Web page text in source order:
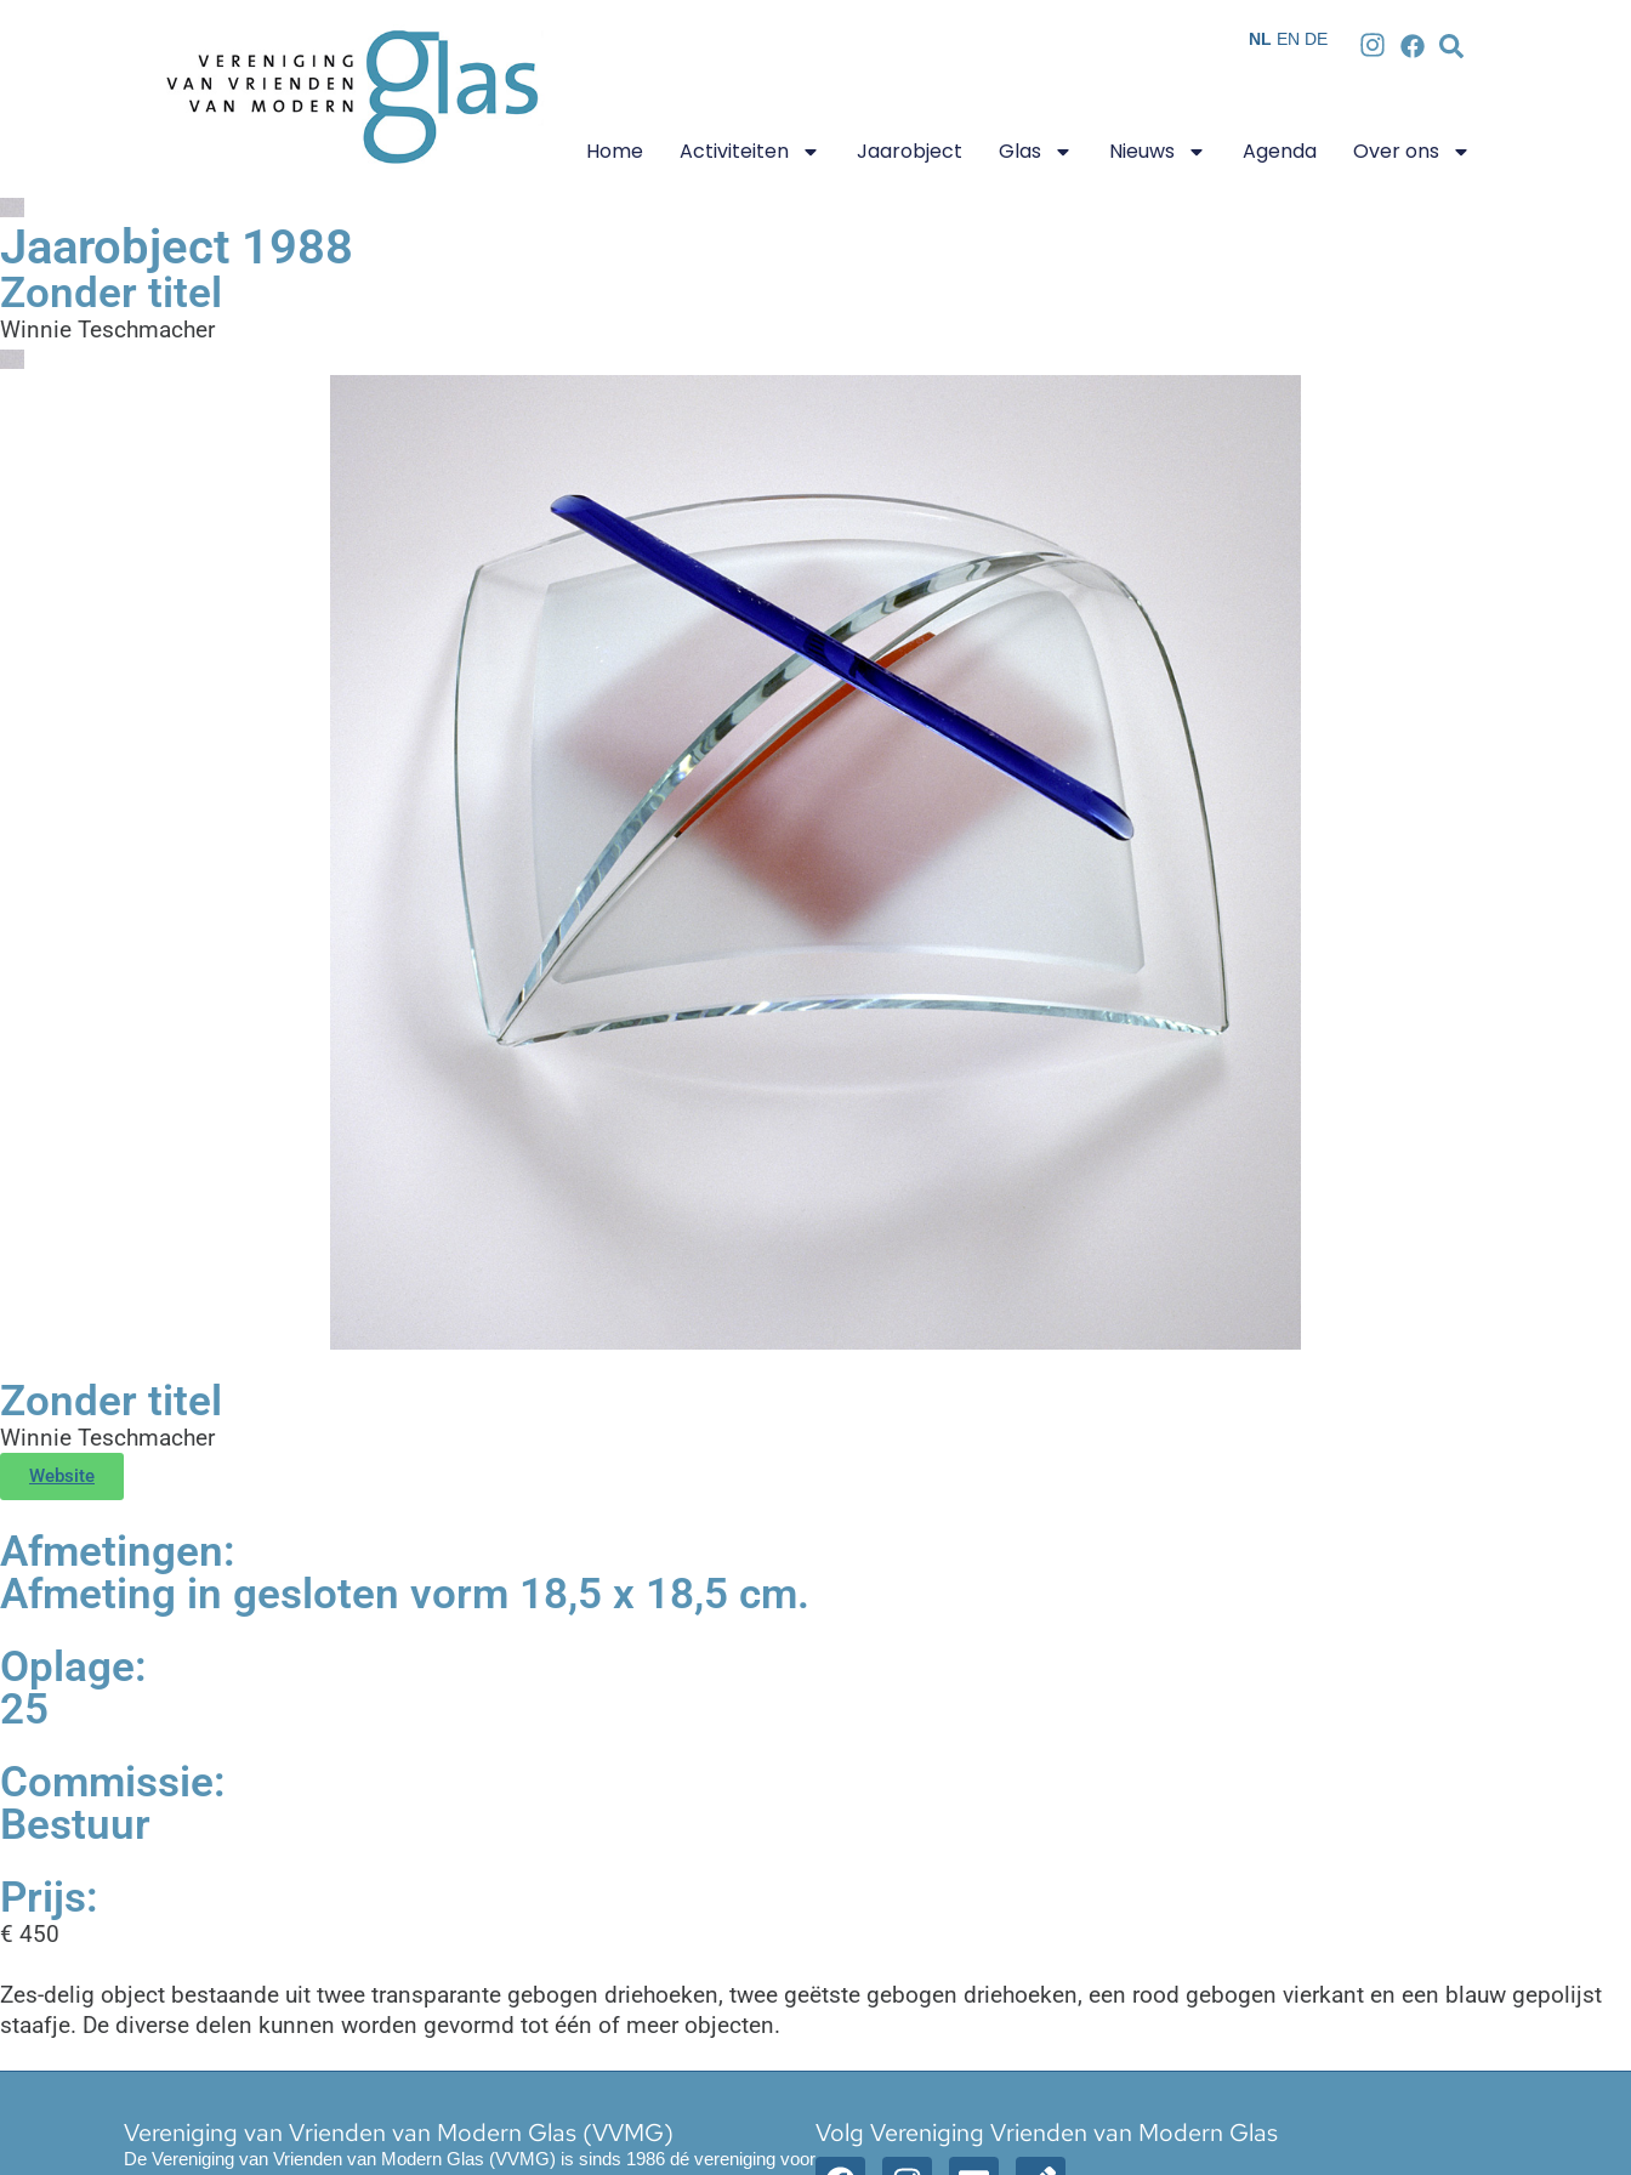
NL EN DE
Home Activiteiten Jaarobject Glas Nieuws Agenda Over ons
Jaarobject 1988
Zonder titel
Winnie Teschmacher
Zonder titel
Winnie Teschmacher
Website
Afmetingen:
Afmeting in gesloten vorm 18,5 x 18,5 cm.
Oplage:
25
Commissie:
Bestuur
Prijs:
€ 450
Zes-delig object bestaande uit twee transparante gebogen driehoeken, twee geëtste gebogen driehoeken, een rood gebogen vierkant en een blauw gepolijst
staafje. De diverse delen kunnen worden gevormd tot één of meer objecten.
Vereniging van Vrienden van Modern Glas (VVMG)
De Vereniging van Vrienden van Modern Glas (VVMG) is sinds 1986 dé vereniging voor
Volg Vereniging Vrienden van Modern Glas